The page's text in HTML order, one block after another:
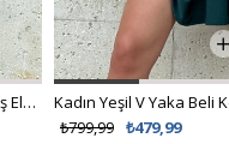
Kadın Yeşil V Yaka Beli Korse Detaylı Kloş Elbise ALC-X12153